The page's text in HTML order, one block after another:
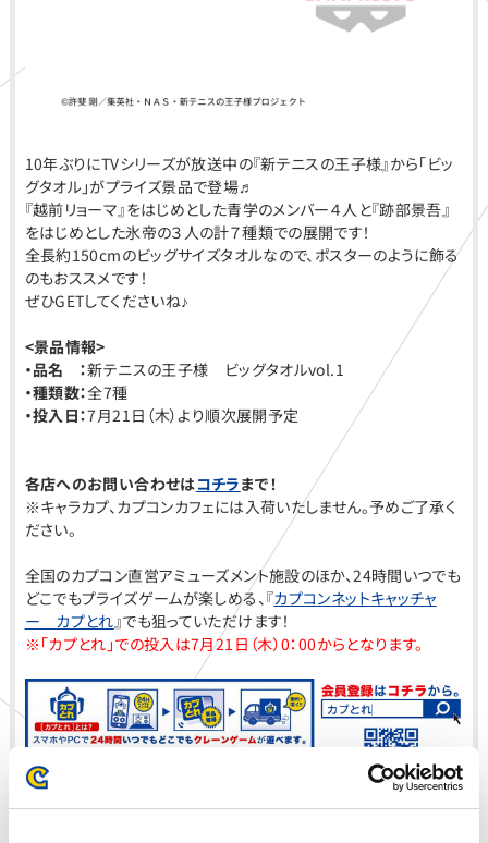
10年ぶりにTVシリーズが放送中の『新テニスの王子様』から「ビッ
グタオル」がプライズ景品で登場♬
『越前リョーマ』をはじめとした青学のメンバー４人と『跡部景吾』
をはじめとした氷帝の３人の計７種類での展開です！
全長約150cmのビッグサイズタオルなので、ポスターのように飾る
のもおススメです！
ぜひGETしてくださいね♪
<景品情報>
・品名 ：新テニスの王子様 ビッグタオルvol.1
・種類数：全7種
・投入日：7月21日（木）より順次展開予定
各店へのお問い合わせはコチラまで！
※キャラカプ、カプコンカフェには入荷いたしません。予めご了承く
ださい。
全国のカプコン直営アミューズメント施設のほか、24時間いつでも
どこでもプライズゲームが楽しめる、『カプコンネットキャッチャ
ー カプとれ 』でも狙っていただけます！
※「カプとれ」での投入は7月21日（木）0：00からとなります。